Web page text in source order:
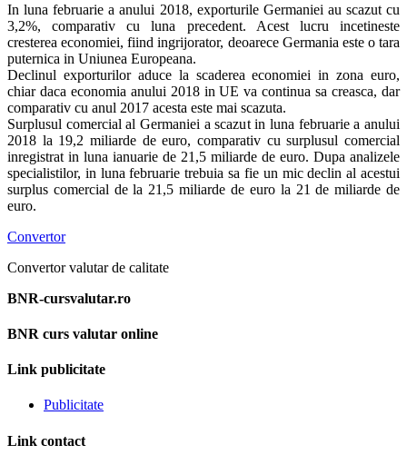
In luna februarie a anului 2018, exporturile Germaniei au scazut cu
3,2%, comparativ cu luna precedent. Acest lucru incetineste
cresterea economiei, fiind ingrijorator, deoarece Germania este o tara
puternica in Uniunea Europeana.
Declinul exporturilor aduce la scaderea economiei in zona euro,
chiar daca economia anului 2018 in UE va continua sa creasca, dar
comparativ cu anul 2017 acesta este mai scazuta.
Surplusul comercial al Germaniei a scazut in luna februarie a anului
2018 la 19,2 miliarde de euro, comparativ cu surplusul comercial
inregistrat in luna ianuarie de 21,5 miliarde de euro. Dupa analizele
specialistilor, in luna februarie trebuia sa fie un mic declin al acestui
surplus comercial de la 21,5 miliarde de euro la 21 de miliarde de
euro.
Convertor
Convertor valutar de calitate
BNR-cursvalutar.ro
BNR curs valutar online
Link publicitate
Publicitate
Link contact